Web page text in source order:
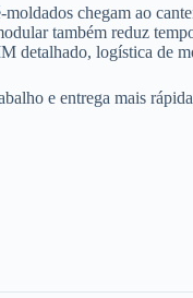
chegam ao
também reduz
detalhado, logística de
e entrega mais